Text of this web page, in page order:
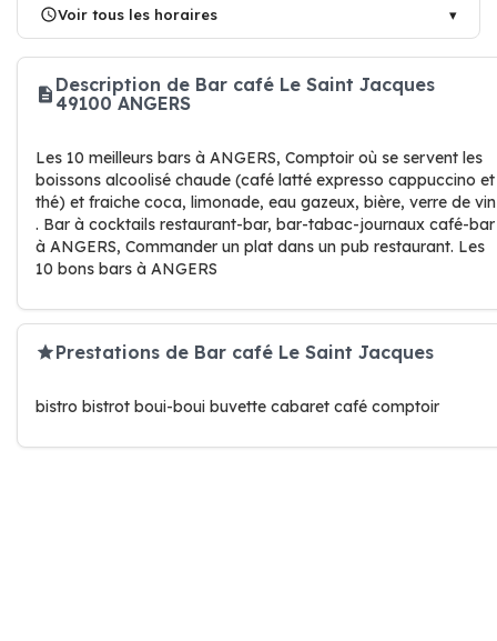
Voir tous les horaires
Description de Bar café Le Saint Jacques
49100 ANGERS
Les 10 meilleurs bars à ANGERS, Comptoir où se servent les
boissons alcoolisé chaude (café latté expresso cappuccino et
thé) et fraiche coca, limonade, eau gazeux, bière, verre de vin
. Bar à cocktails restaurant-bar, bar-tabac-journaux café-bar
à ANGERS, Commander un plat dans un pub restaurant. Les
10 bons bars à ANGERS
Prestations de Bar café Le Saint Jacques
bistro bistrot boui-boui buvette cabaret café comptoir